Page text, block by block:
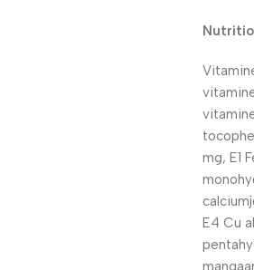
mg, E1
E4 Cu